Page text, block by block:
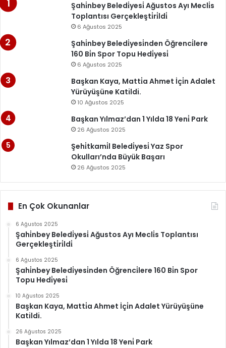
Şahi̇nbey Beledi̇yesi̇ Ağustos Ayı Mecli̇s
Toplantısı Gerçekleşti̇ri̇ldi̇
6 Ağustos 2025
Şahi̇nbey Beledi̇yesi̇nden Öğrenci̇lere
160 Bi̇n Spor Topu Hedi̇yesi̇
6 Ağustos 2025
Başkan Kaya, Matti̇a Ahmet İçi̇n Adalet
Yürüyüşüne Katildi.
10 Ağustos 2025
Başkan Yılmaz’dan 1 Yılda 18 Yeni̇ Park
26 Ağustos 2025
Şehi̇tkami̇l Beledi̇yesi̇ Yaz Spor
Okulları’nda Büyük Başarı
26 Ağustos 2025
En Çok Okunanlar
6 Ağustos 2025
Şahi̇nbey Beledi̇yesi̇ Ağustos Ayı Mecli̇s Toplantısı
Gerçekleşti̇ri̇ldi̇
6 Ağustos 2025
Şahi̇nbey Beledi̇yesi̇nden Öğrenci̇lere 160 Bi̇n Spor
Topu Hedi̇yesi̇
10 Ağustos 2025
Başkan Kaya, Matti̇a Ahmet İçi̇n Adalet Yürüyüşüne
Katildi.
26 Ağustos 2025
Başkan Yılmaz’dan 1 Yılda 18 Yeni̇ Park